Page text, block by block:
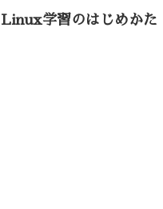
Linux学習のはじめかた